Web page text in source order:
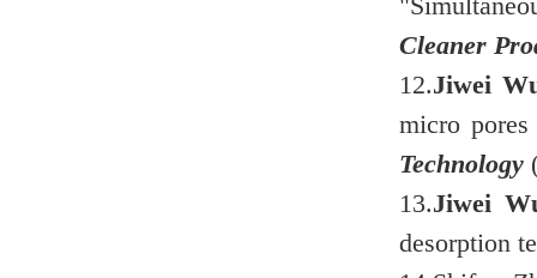
Cleaner
12.Jiwei
micro
Technology
13.Jiwei
desorption